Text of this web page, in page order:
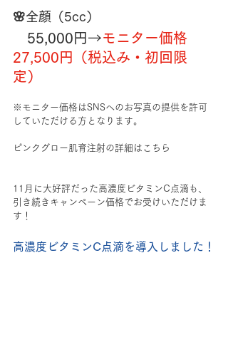
🌸全顔（5cc）
55,000円→モニター価格
27,500円（税込み・初回限
定）
※モニター価格はSNSへのお写真の提供を許可
していただける方となります。
ピンクグロー肌育注射の詳細はこちら
11月に大好評だった高濃度ビタミンC点滴も、
引き続きキャンペーン価格でお受けいただけま
す！
高濃度ビタミンC点滴を導入しました！